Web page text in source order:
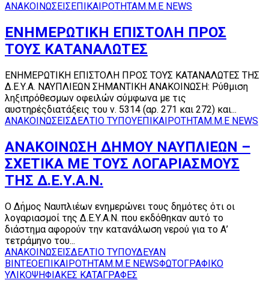
ΑΝΑΚΟΙΝΩΣΕΙΣΕΠΙΚΑΙΡΟΤΗΤΑΜ.Μ.Ε NEWS
ΕΝΗΜΕΡΩΤΙΚΗ ΕΠΙΣΤΟΛΗ ΠΡΟΣ
ΤΟΥΣ ΚΑΤΑΝΑΛΩΤΕΣ
ΕΝΗΜΕΡΩΤΙΚΗ ΕΠΙΣΤΟΛΗ ΠΡΟΣ ΤΟΥΣ ΚΑΤΑΝΑΛΩΤΕΣ ΤΗΣ
Δ.Ε.Υ.Α. ΝΑΥΠΛΙΕΩΝ ΣΗΜΑΝΤΙΚΗ ΑΝΑΚΟΙΝΩΣΗ: Ρύθμιση
ληξιπρόθεσμων οφειλών σύμφωνα με τις
αυστηρέςδιατάξεις του ν. 5314 (αρ. 271 και 272) και...
ΑΝΑΚΟΙΝΩΣΕΙΣΔΕΛΤΙΟ ΤΥΠΟΥΕΠΙΚΑΙΡΟΤΗΤΑΜ.Μ.Ε NEWS
ΑΝΑΚΟΙΝΩΣΗ ΔΗΜΟΥ ΝΑΥΠΛΙΕΩΝ –
ΣΧΕΤΙΚΑ ΜΕ ΤΟΥΣ ΛΟΓΑΡΙΑΣΜΟΥΣ
ΤΗΣ Δ.Ε.Υ.Α.Ν.
Ο Δήμος Ναυπλιέων ενημερώνει τους δημότες ότι οι
λογαριασμοί της Δ.Ε.Υ.Α.Ν. που εκδόθηκαν αυτό το
διάστημα αφορούν την κατανάλωση νερού για το Α’
τετράμηνο του...
ΑΝΑΚΟΙΝΩΣΕΙΣΔΕΛΤΙΟ ΤΥΠΟΥΔΕΥΑΝ
ΒΙΝΤΕΟΕΠΙΚΑΙΡΟΤΗΤΑΜ.Μ.Ε NEWSΦΩΤΟΓΡΑΦΙΚΟ
ΥΛΙΚΟΨΗΦΙΑΚΕΣ ΚΑΤΑΓΡΑΦΕΣ